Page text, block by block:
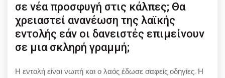
σε νέα προσφυγή στις κάλπες; Θα
χρειαστεί ανανέωση της λαϊκής
εντολής εάν οι δανειστές επιμείνουν
σε μια σκληρή γραμμή;
Η εντολή είναι νωπή και ο λαός έδωσε σαφείς οδηγίες. Η